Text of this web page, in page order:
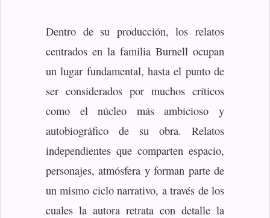
Dentro de su producción, los relatos
centrados en la familia Burnell ocupan
un lugar fundamental, hasta el punto de
ser considerados por muchos críticos
como el núcleo más ambicioso y
autobiográfico de su obra. Relatos
independientes que comparten espacio,
personajes, atmósfera y forman parte de
un mismo ciclo narrativo, a través de los
cuales la autora retrata con detalle la